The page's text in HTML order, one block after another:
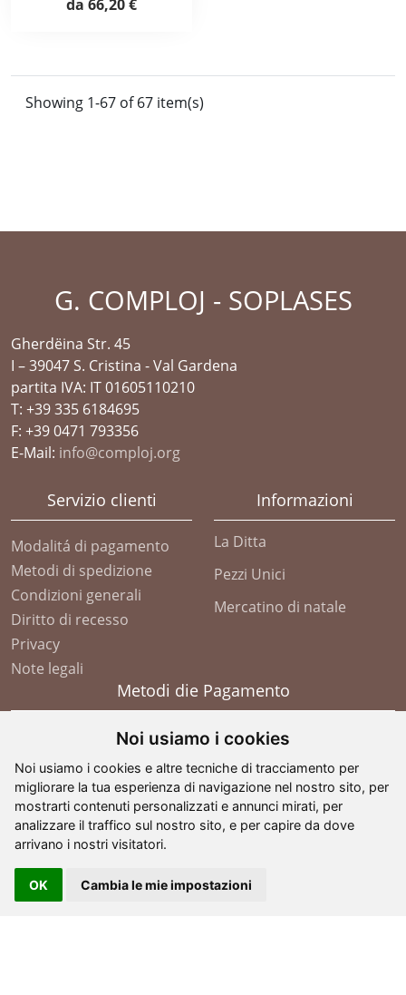
Noi usiamo i cookies
Noi usiamo i cookies e altre tecniche di tracciamento per
migliorare la tua esperienza di navigazione nel nostro sito, per
mostrarti contenuti personalizzati e annunci mirati, per
analizzare il traffico sul nostro sito, e per capire da dove
arrivano i nostri visitatori.
OK Cambia le mie impostazioni
da 66,20 €
Showing 1-67 of 67 item(s)
G. COMPLOJ - SOPLASES
Gherdëina Str. 45
I – 39047 S. Cristina - Val Gardena
partita IVA: IT 01605110210
T: +39 335 6184695
F: +39 0471 793356
E-Mail: info@comploj.org
Servizio clienti
Modalitá di pagamento
Metodi di spedizione
Condizioni generali
Diritto di recesso
Privacy
Note legali
Informazioni
La Ditta
Pezzi Unici
Mercatino di natale
Metodi die Pagamento